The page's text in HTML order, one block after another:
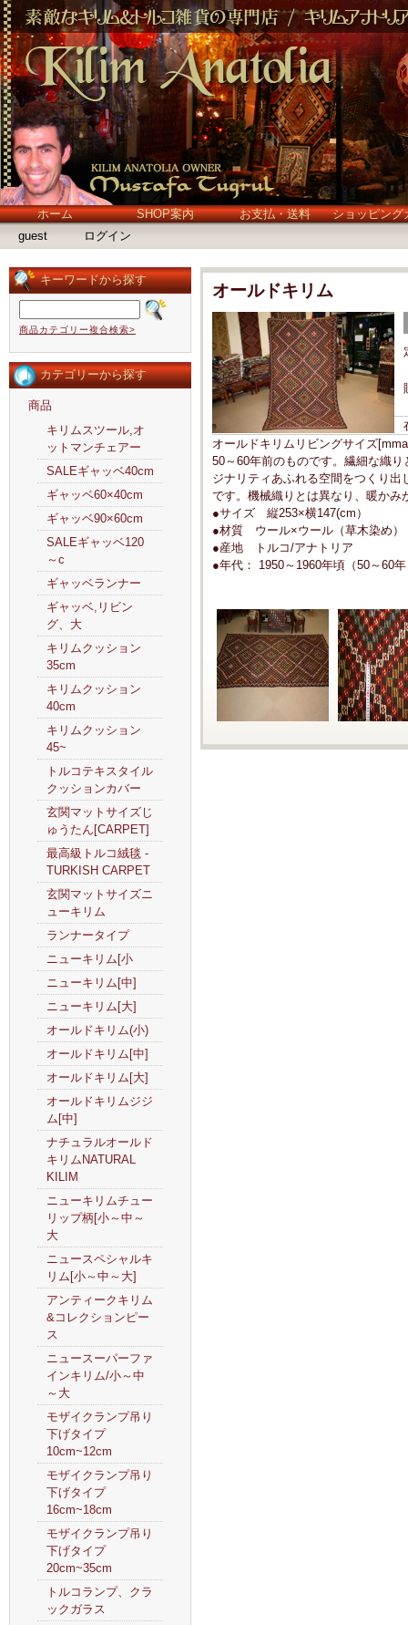
ホーム SHOP案内 お支払・送料
ショッピング
guest
ログイン
キーワードから探す
商品カテゴリー複合検索>
カテゴリーから探す
商品
キリムスツール,オ
ットマンチェアー
SALEギャッベ40cm
ギャッベ60×40cm
ギャッベ90×60cm
SALEギャッベ120
～c
ギャッベランナー
ギャッベ,リビン
グ、大
キリムクッション
35cm
キリムクッション
40cm
キリムクッション
45~
トルコテキスタイル
クッションカバー
玄関マットサイズじ
ゅうたん[CARPET]
最高級トルコ絨毯 -
TURKISH CARPET
玄関マットサイズニ
ューキリム
ランナータイプ
ニューキリム[小
ニューキリム[中]
ニューキリム[大]
オールドキリム(小)
オールドキリム[中]
オールドキリム[大]
オールドキリムジジ
ム[中]
ナチュラルオールド
キリムNATURAL
KILIM
ニューキリムチュー
リップ柄[小～中～
大
ニュースペシャルキ
リム[小～中～大]
アンティークキリム
&コレクションピー
ス
ニュースーパーファ
インキリム/小～中
～大
モザイクランプ吊り
下げタイプ
10cm~12cm
モザイクランプ吊り
下げタイプ
16cm~18cm
モザイクランプ吊り
下げタイプ
20cm~35cm
トルコランプ、クラ
ックガラス
オールドキリム
オールドキリムリビングサイズ
50～60年前のものです。繊細な織
ジナリティあふれる空間をつくり
です。機械織りとは異なり、暖かみ
●サイズ 縦253×横147(cm）
●材質 ウール×ウール（草木染め）
●産地 トルコ/アナトリア
●年代： 1950～1960年頃（50～60